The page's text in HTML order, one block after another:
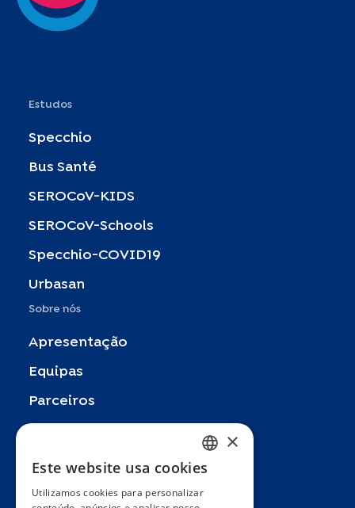
Estudos
Specchio
Bus Santé
SEROCoV-KIDS
SEROCoV-Schools
Specchio-COVID19
Urbasan
Sobre nós
Apresentação
Equipas
Parceiros
Zoom In
FAQ
FRENCH
ENGLISH
×
Este website usa cookies
Utilizamos cookies para personalizar